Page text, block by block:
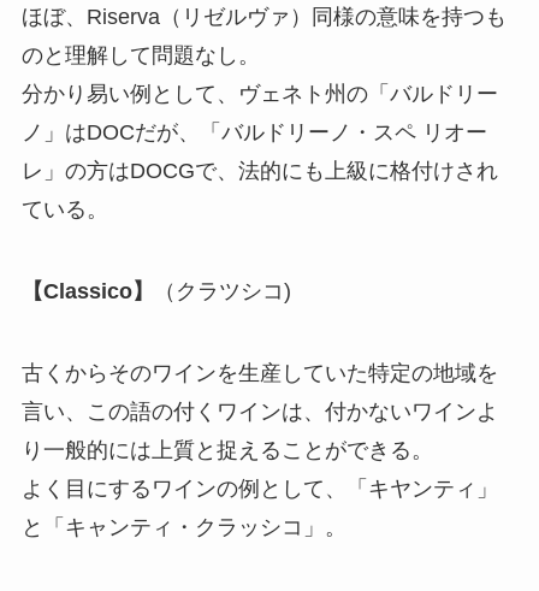
ほぼ、Riserva（リゼルヴァ）同様の意味を持つも
のと理解して問題なし。
分かり易い例として、ヴェネト州の「バルドリー
ノ」はDOCだが、「バルドリーノ・スペ リオー
レ」の方はDOCGで、法的にも上級に格付けされ
ている。
【Classico】 （クラツシコ)
古くからそのワインを生産していた特定の地域を
言い、この語の付くワインは、付かないワインよ
り一般的には上質と捉えることができる。
よく目にするワインの例として、「キヤンティ」
と「キャンティ・クラッシコ」。